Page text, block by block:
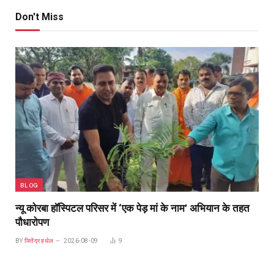
Don't Miss
BLOG
न्यू कोरबा हॉस्पिटल परिसर में ‘एक पेड़ मां के नाम’ अभियान के तहत
पौधारोपण
BY जितेंद्र हथेल 2026-08-09 9